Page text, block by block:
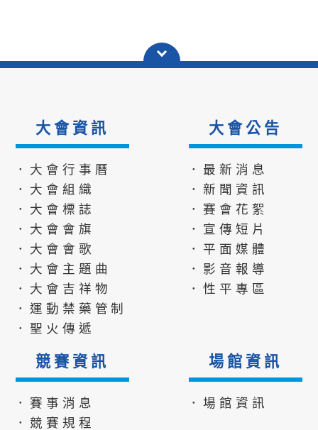
大會資訊
．大會行事曆
．大會組織
．大會標誌
．大會會旗
．大會會歌
．大會主題曲
．大會吉祥物
．運動禁藥管制
．聖火傳遞
大會公告
．最新消息
．新聞資訊
．賽會花絮
．宣傳短片
．平面媒體
．影音報導
．性平專區
競賽資訊
．賽事消息
．競賽規程
場館資訊
．場館資訊